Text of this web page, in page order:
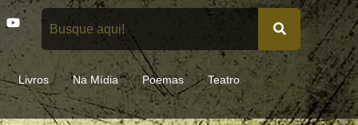
Y
o
t
u
b
e
Livros Na Mídia Poemas Teatro